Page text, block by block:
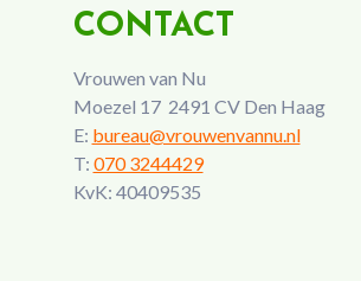
CONTACT
Vrouwen van Nu
Moezel 17 2491 CV Den Haag
E: bureau@vrouwenvannu.nl
T: 070 3244429
KvK: 40409535